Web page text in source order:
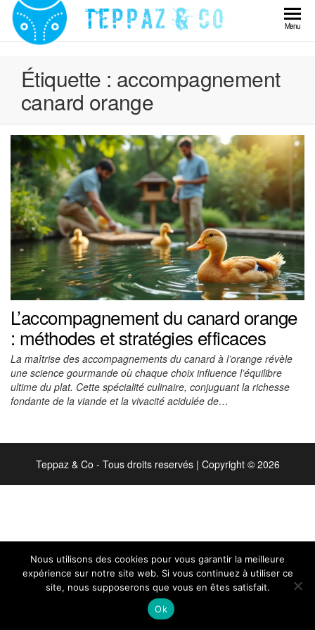
Skip
content
Teppaz
Menu
Étiquette : accompagnement
canard orange
L’accompagnement du canard orange
: méthodes et stratégies efficaces
La maîtrise des accompagnements du canard à l’orange révèle
une science gourmande où chaque choix influence l’équilibre
ultime du plat. Cette spécialité culinaire, conjuguant la richesse
fondante de la viande et la vivacité acidulée de…
Teppaz & Co - Tous droits reservés | Copyright © 2026
Nous utilisons des cookies pour vous garantir la meilleure
expérience sur notre site web. Si vous continuez à utiliser ce
site, nous supposerons que vous en êtes satisfait.
Ok